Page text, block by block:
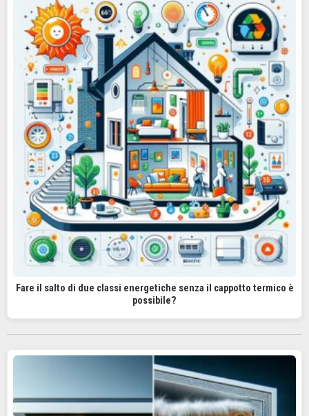
Fare il salto di due classi energetiche senza il cappotto termico è
possibile?